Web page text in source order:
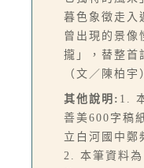
暮色象徵走入
曾出現的景像
攏」，替整首
（文／陳柏宇
其他說明: 1.
善美600字稿
立白河國中鄭
2. 本筆資料